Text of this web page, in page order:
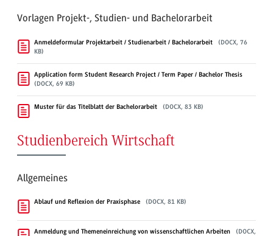
Vorlagen Projekt-, Studien- und Bachelorarbeit
Anmeldeformular Projektarbeit / Studienarbeit / Bachelorarbeit
(DOCX, 76
KB)
Application form Student Research Project / Term Paper / Bachelor Thesis
(DOCX, 69 KB)
Muster für das Titelblatt der Bachelorarbeit (DOCX, 83 KB)
Studienbereich Wirtschaft
Allgemeines
Ablauf und Reflexion der Praxisphase (DOCX, 81 KB)
Anmeldung und Themeneinreichung von wissenschaftlichen Arbeiten
(DOCX,